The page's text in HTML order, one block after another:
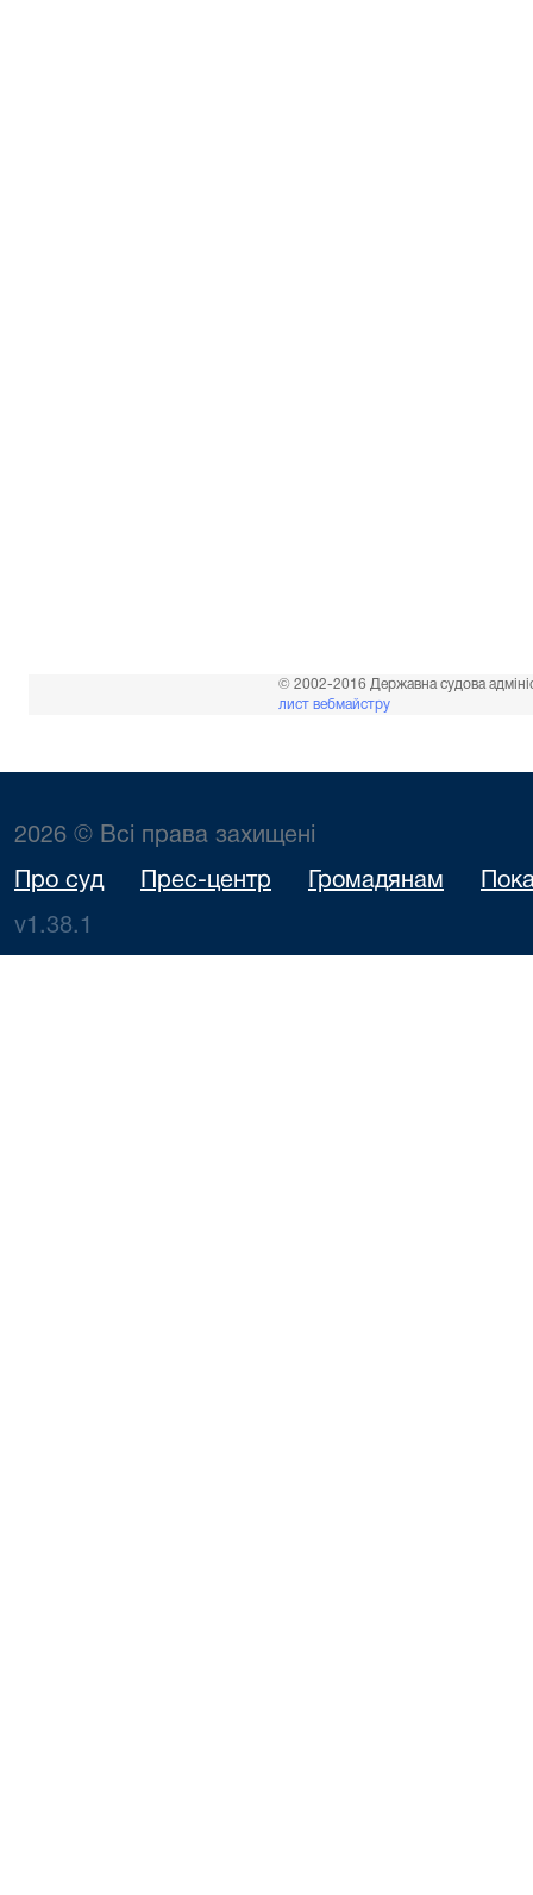
© 2002-2016 Державна судова
лист вебмайстру
2026 © Всі права захищені
Про суд Прес-центр Громадянам
v1.38.1